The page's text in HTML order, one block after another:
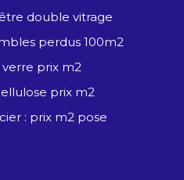
double vitrage
perdus 100m2
prix m2
prix m2
: prix m2 pose